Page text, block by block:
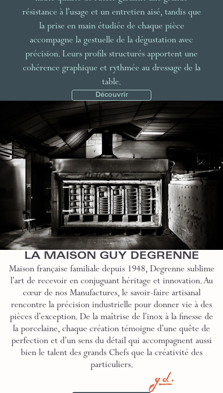
résistance à l’usage et un entretien aisé, tandis que
la prise en main étudiée de chaque pièce
accompagne la gestuelle de la dégustation avec
précision. Leurs profils structurés apportent une
cohérence graphique et rythmée au dressage de la
table.
Découvrir
LA MAISON GUY DEGRENNE
Maison française familiale depuis 1948, Degrenne sublime
l’art de recevoir en conjuguant héritage et innovation. Au
cœur de nos Manufactures, le savoir-faire artisanal
rencontre la précision industrielle pour donner vie à des
pièces d’exception. De la maîtrise de l’inox à la finesse de
la porcelaine, chaque création témoigne d’une quête de
perfection et d’un sens du détail qui accompagnent aussi
bien le talent des grands Chefs que la créativité des
particuliers.